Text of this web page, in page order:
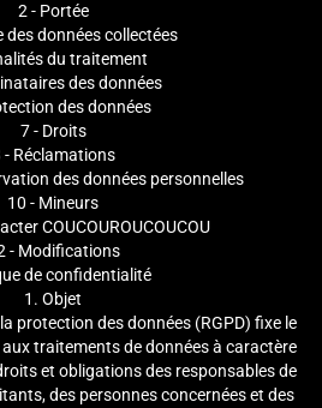
2 - Portée
des données collectées
du traitement
des données
des données
7 - Droits
- Réclamations
des données personnelles
10 - Mineurs
COUCOUROUCOUCOU
- Modifications
de confidentialité
1. Objet
protection des données (RGPD) fixe le
traitements de données à caractère
et obligations des responsables de
des personnes concernées et des